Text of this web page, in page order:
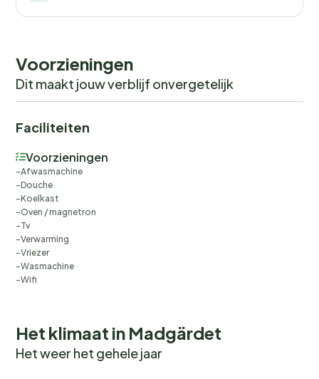
Voorzieningen
Dit maakt jouw verblijf onvergetelijk
Faciliteiten
Voorzieningen
Afwasmachine
Douche
Koelkast
Oven / magnetron
Tv
Verwarming
Vriezer
Wasmachine
Wifi
Het klimaat in Madgärdet
Het weer het gehele jaar